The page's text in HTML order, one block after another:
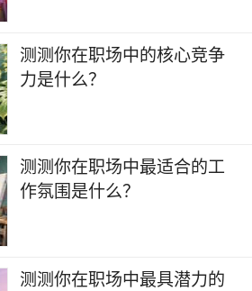
​测测你在职场中的核心竞争
力是什么？
​测测你在职场中最适合的工
作氛围是什么？
测测你在职场中最具潜力的